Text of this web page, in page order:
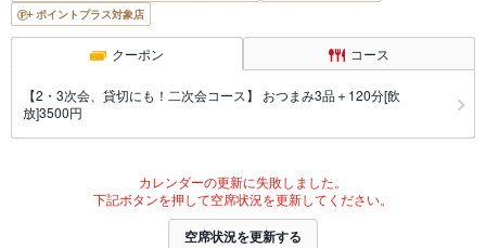
ポイントプラス対象店
クーポン コース
【2・3次会、貸切にも！二次会コース】 おつまみ3品＋120分[飲
放]3500円
カレンダーの更新に失敗しました。
下記ボタンを押して空席状況を更新してください。
空席状況を更新する